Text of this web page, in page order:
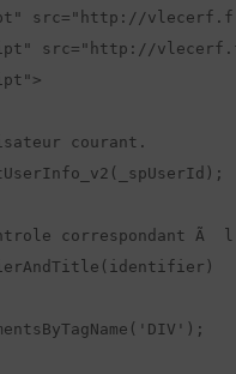
src="http://
src="http://
courant.
correspondant